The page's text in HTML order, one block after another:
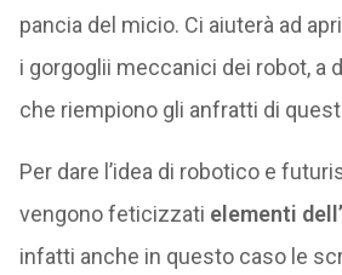
pancia del micio. Ci aiuterà ad
i gorgoglii meccanici dei robot, a
che riempiono gli anfratti di
Per dare l’idea di robotico e
vengono feticizzati elementi
infatti anche in questo caso le